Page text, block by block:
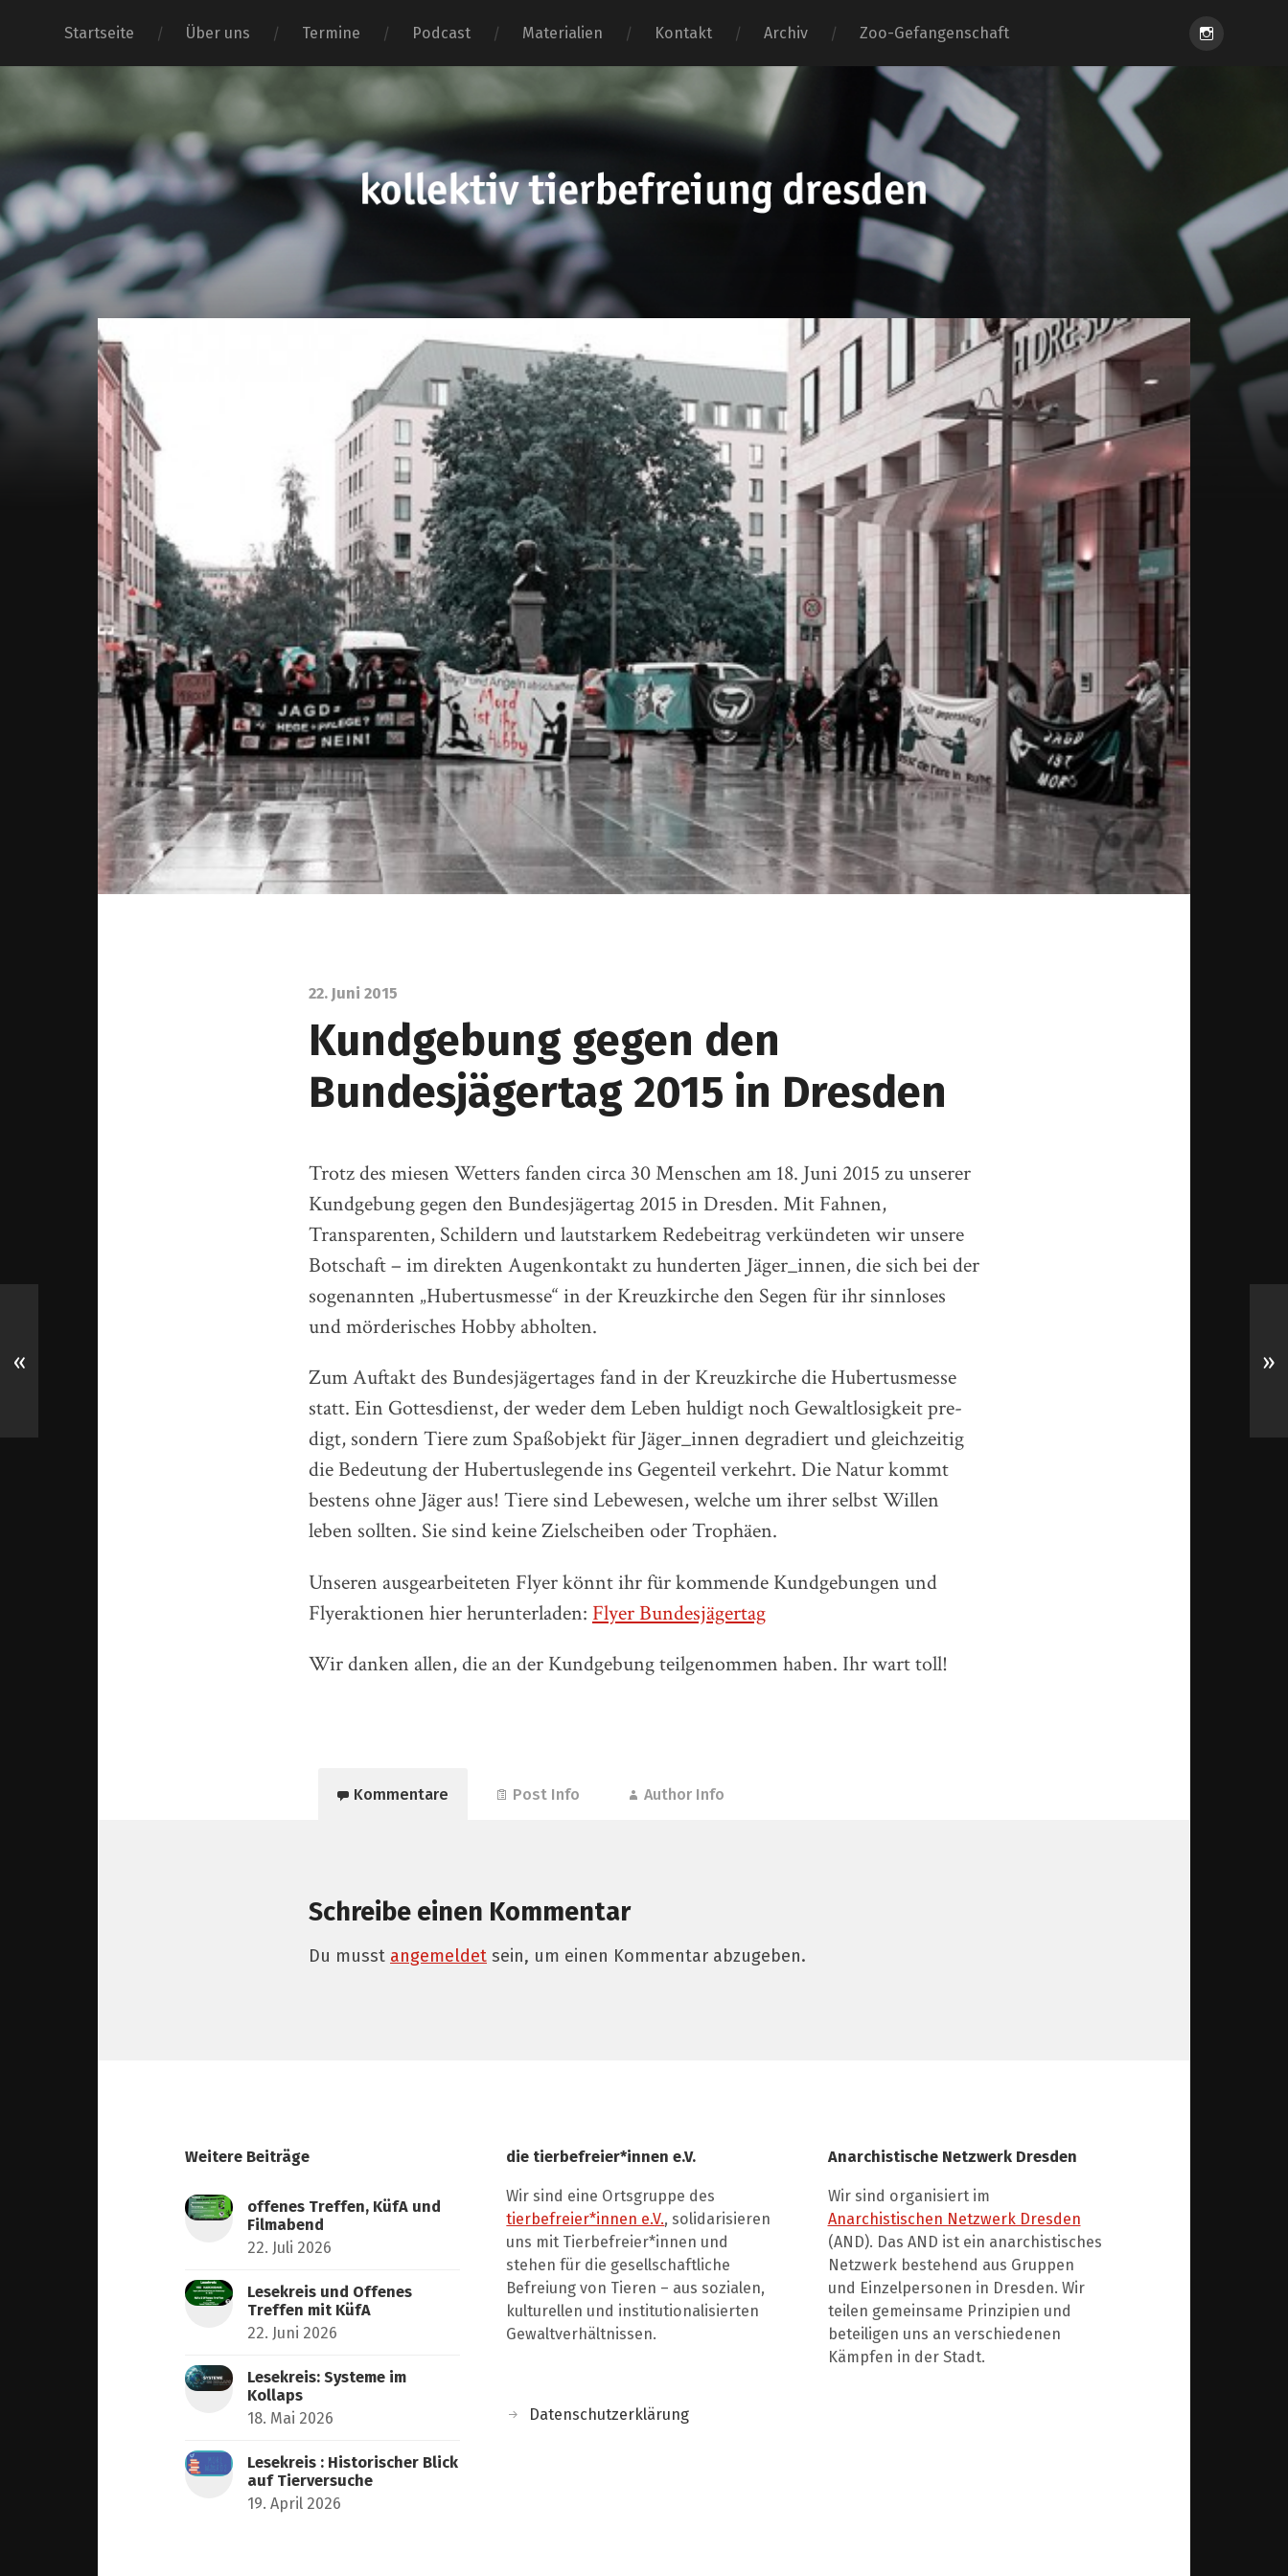
Startseite Über uns Termine Podcast Materialien Kontakt Archiv Zoo-Gefangenschaft Instagram
tierbefreiung
dresden
22. Juni 2015
Kundgebung gegen den
Bundesjägertag 2015 in Dresden
Trotz des miesen Wetters fanden circa 30 Menschen am 18. Juni 2015 zu unserer
Kundgebung gegen den Bundesjägertag 2015 in Dresden. Mit Fahnen,
Transparenten, Schildern und lautstarkem Redebeitrag verkündeten wir unsere
Botschaft – im direkten Augenkontakt zu hunderten Jäger_innen, die sich bei der
sogenannten „Hubertusmesse“ in der Kreuzkirche den Segen für ihr sinnloses
und mörderisches Hobby abholten.
Zum Auftakt des Bundesjägertages fand in der Kreuzkirche die Hubertusmesse
statt. Ein Got­tes­dienst, der weder dem Leben hul­digt noch Gewalt­lo­sig­keit pre­
digt, son­dern Tiere zum Spa­ß­ob­jekt für Jäger_innen degra­diert und gleich­zei­tig
die Bedeu­tung der Huber­tus­le­gende ins Gegen­teil ver­kehrt. Die Natur kommt
bestens ohne Jäger aus! Tiere sind Lebewesen, welche um ihrer selbst Willen
leben sollten. Sie sind keine Zielscheiben oder Trophäen.
Unseren ausgearbeiteten Flyer könnt ihr für kommende Kundgebungen und
Flyeraktionen hier herunterladen: Flyer Bundesjägertag
Wir danken allen, die an der Kundgebung teilgenommen haben. Ihr wart toll!
Kommentare Post Info Author Info
Schreibe einen Kommentar
Du musst angemeldet sein, um einen Kommentar abzugeben.
« »
Weitere Beiträge
offenes Treffen, KüfA und
Filmabend
22. Juli 2026
Lesekreis und Offenes
Treffen mit KüfA
22. Juni 2026
Lesekreis: Systeme im
Kollaps
18. Mai 2026
Lesekreis : Historischer Blick
auf Tierversuche
19. April 2026
die tierbefreier*innen e.V.
Wir sind eine Ortsgruppe des
tierbefreier*innen e.V., solidarisieren
uns mit Tierbefreier*innen und
stehen für die gesellschaftliche
Befreiung von Tieren – aus sozialen,
kulturellen und institutionalisierten
Gewaltverhältnissen.
Datenschutzerklärung
Anarchistische Netzwerk Dresden
Wir sind organisiert im
Anarchistischen Netzwerk Dresden
(AND). Das AND ist ein anarchistisches
Netzwerk bestehend aus Gruppen
und Einzelpersonen in Dresden. Wir
teilen gemeinsame Prinzipien und
beteiligen uns an verschiedenen
Kämpfen in der Stadt.